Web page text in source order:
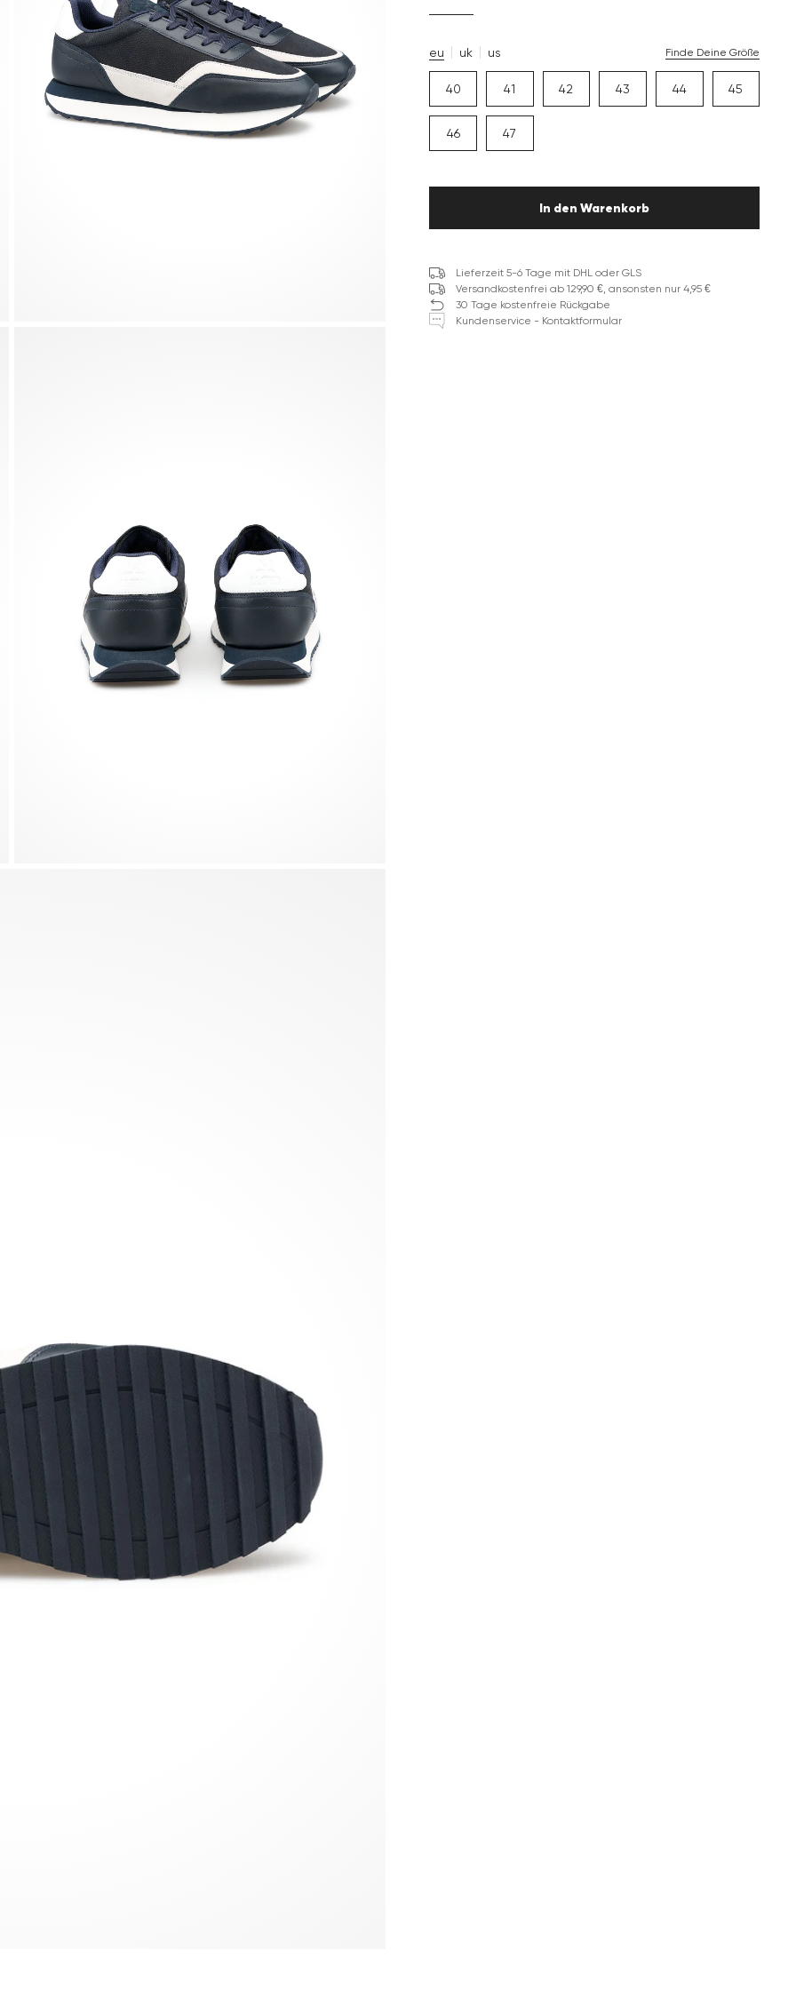
eu uk us Finde Deine Größe
40 41 42 43 44 45
46 47
In den Warenkorb
Lieferzeit 5-6 Tage mit DHL oder GLS
Versandkostenfrei ab 129,90 €, ansonsten nur 4,95 €
30 Tage kostenfreie Rückgabe
Kundenservice - Kontaktformular